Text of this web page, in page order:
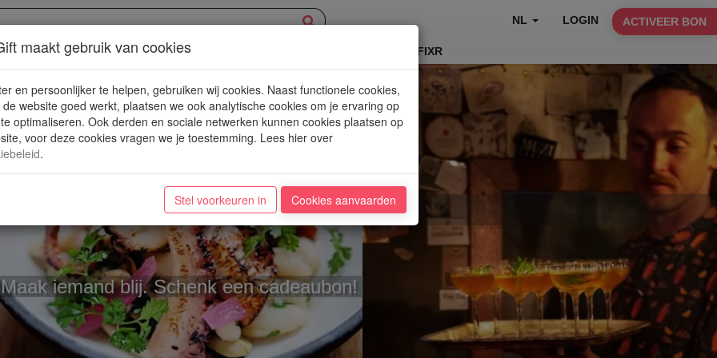
NL LOGIN ACTIVEER BON
AANBOD NIEUWE PLEKJES TABLEFIXR
HORECA
Maak iemand blij. Schenk een cadeaubon!
maakt gebruik van cookies
en persoonlijker te helpen, gebruiken wij cookies. Naast functionele cookies,
website goed werkt, plaatsen we ook analytische cookies om je ervaring op
optimaliseren. Ook derden en sociale netwerken kunnen cookies plaatsen op
voor deze cookies vragen we je toestemming. Lees hier over
.
Stel voorkeuren in Cookies aanvaarden